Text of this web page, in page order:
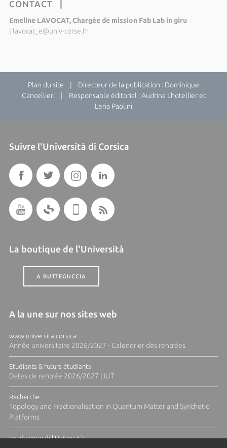
CONTACT
Emeline LAVOCAT, Chargée de mission Fab Lab in giru
lavocat_e@univ-corse.fr
Plan du site | Directeur de la publication : Dominique
Cancellieri | Responsable éditorial : Audrina Lhotellier et
Leria Paolini
Suivre l'Università di Corsica
La boutique de l'Università
A BUTTEGUCCIA
A la une sur nos sites web
www.universita.corsica
Année universitaire 2026/2027 - Calendrier des rentrées
Etudiants & futurs étudiants
Dates de rentrée 2026/2027 | IUT
Recherche
Topology and Fractionalisation in Quantum Matter and Synthetic
Platforms
Fundazione di l'Università